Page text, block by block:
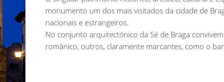
monumento um dos mais visitados da cidade de
nacionais e estrangeiros.
No conjunto arquitectónico da Sé de Braga
românico, outros, claramente marcantes, como o